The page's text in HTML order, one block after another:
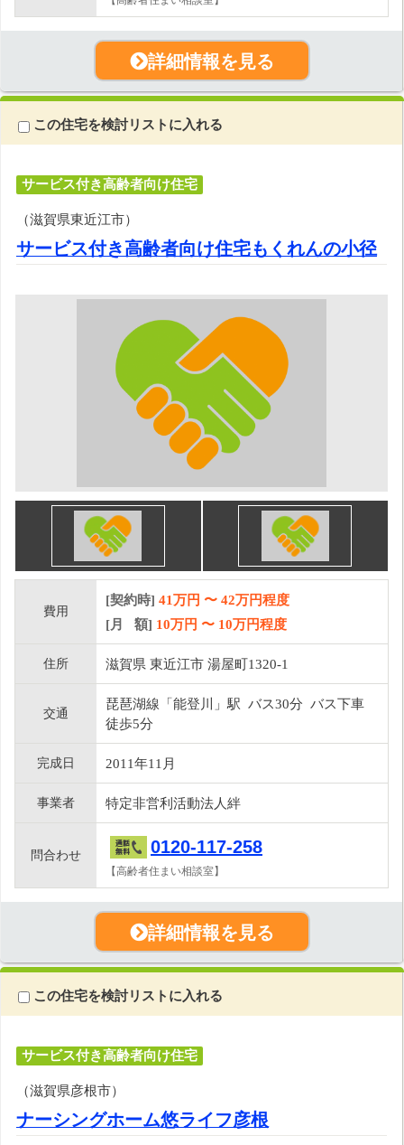
詳細情報を見る
この住宅を検討リストに入れる
サービス付き高齢者向け住宅
（滋賀県東近江市）
サービス付き高齢者向け住宅もくれんの小径
費用
[契約時] 41万円 〜 42万円程度
[月 額] 10万円 〜 10万円程度
住所 滋賀県 東近江市 湯屋町1320‐1
交通
琵琶湖線「能登川」駅 バス30分 バス下車
徒歩5分
完成日 2011年11月
事業者 特定非営利活動法人絆
問合わせ 0120-117-258
【高齢者住まい相談室】
詳細情報を見る
この住宅を検討リストに入れる
サービス付き高齢者向け住宅
（滋賀県彦根市）
ナーシングホーム悠ライフ彦根